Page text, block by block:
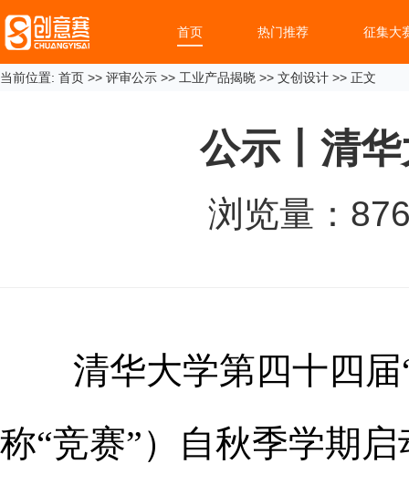
首页 热门推荐 征集大
当前位置: 首页 >> 评审公示 >> 工业产品揭晓 >> 文创设计 >> 正文
公示丨清
浏览量：
清华大学第四十四
称“竞赛”）自秋季学期